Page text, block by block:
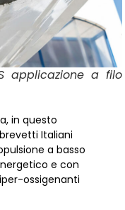
applicazione a filo
in questo
Italiani
a basso
e con
ossigenanti